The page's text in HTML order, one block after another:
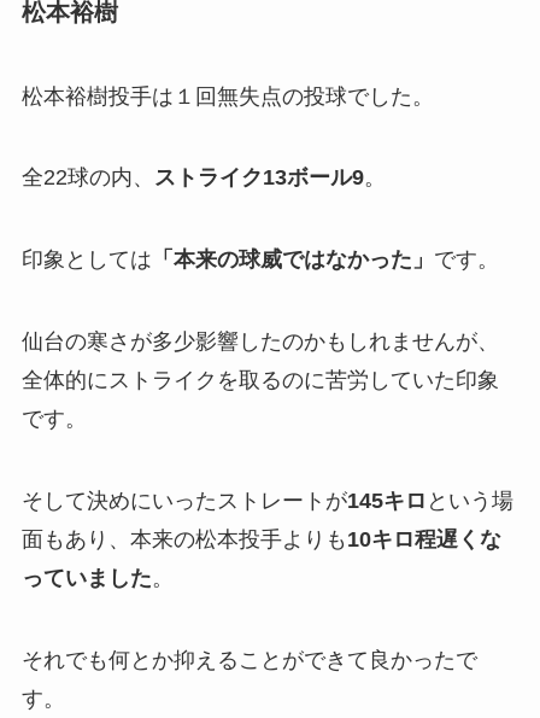
松本裕樹
松本裕樹投手は１回無失点の投球でした。
全22球の内、 ストライク13ボール9。
印象としては 「本来の球威ではなかった」 です。
仙台の寒さが多少影響したのかもしれませんが、
全体的にストライクを取るのに苦労していた印象
です。
そして決めにいったストレートが145キロ という場
面もあり、本来の松本投手よりも 10キロ程遅くな
っていました。
それでも何とか抑えることができて良かったで
す。